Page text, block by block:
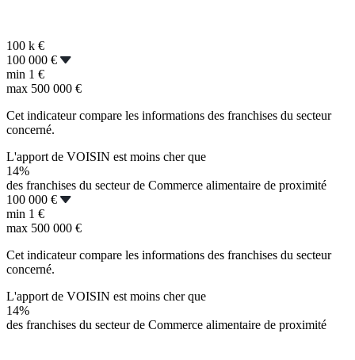
100 k €
100 000 €
min 1 €
max 500 000 €
Cet indicateur compare les informations des franchises du secteur
concerné.
L'apport de VOISIN est moins cher que
14%
des franchises du secteur de Commerce alimentaire de proximité
100 000 €
min 1 €
max 500 000 €
Cet indicateur compare les informations des franchises du secteur
concerné.
L'apport de VOISIN est moins cher que
14%
des franchises du secteur de Commerce alimentaire de proximité